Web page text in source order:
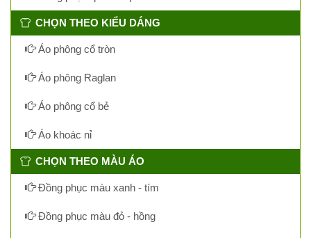
CHỌN THEO KIỂU DÁNG
Áo phông cổ tròn
Áo phông Raglan
Áo phông cổ bẻ
Áo khoác nỉ
CHỌN THEO MÀU ÁO
Đồng phục màu xanh - tím
Đồng phục màu đỏ - hồng